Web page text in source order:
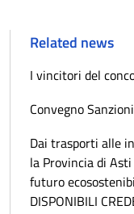
Related news
I vincitori del
Convegno
Dai trasporti alle
la Provincia di
futuro
DISPONIBILI